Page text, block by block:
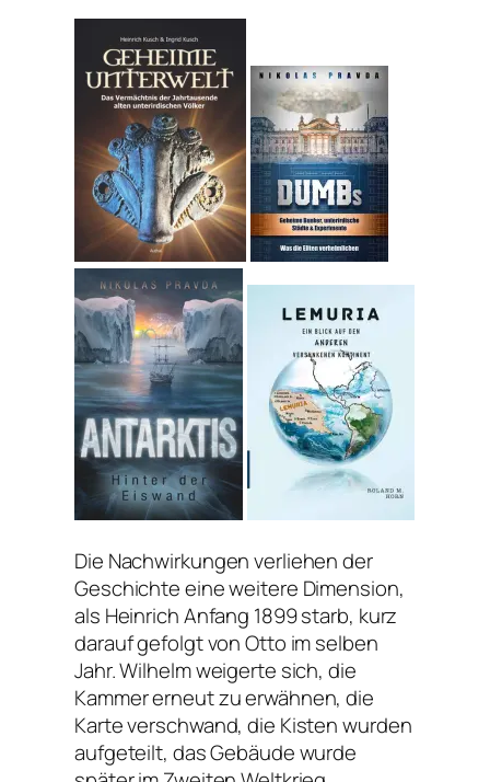
Die Nachwirkungen verliehen der
Geschichte eine weitere Dimension,
als Heinrich Anfang 1899 starb, kurz
darauf gefolgt von Otto im selben
Jahr. Wilhelm weigerte sich, die
Kammer erneut zu erwähnen, die
Karte verschwand, die Kisten wurden
aufgeteilt, das Gebäude wurde